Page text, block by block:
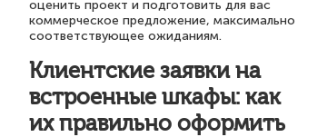
оценить проект и подготовить для вас
коммерческое предложение, максимально
соответствующее ожиданиям.
Клиентские заявки на
встроенные шкафы: как
их правильно оформить